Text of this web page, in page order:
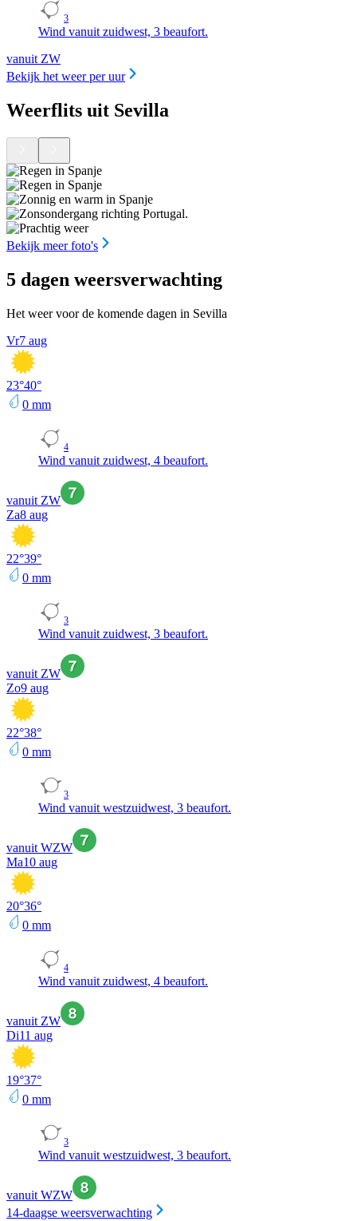
3
Wind vanuit zuidwest, 3 beaufort.
vanuit ZW
Bekijk het weer per uur
Weerflits uit Sevilla
Bekijk meer foto's
5 dagen weersverwachting
Het weer voor de komende dagen in Sevilla
Vr7 aug
23°40°
0 mm
4
Wind vanuit zuidwest, 4 beaufort.
vanuit ZW
Za8 aug
22°39°
0 mm
3
Wind vanuit zuidwest, 3 beaufort.
vanuit ZW
Zo9 aug
22°38°
0 mm
3
Wind vanuit westzuidwest, 3 beaufort.
vanuit WZW
Ma10 aug
20°36°
0 mm
4
Wind vanuit zuidwest, 4 beaufort.
vanuit ZW
Di11 aug
19°37°
0 mm
3
Wind vanuit westzuidwest, 3 beaufort.
vanuit WZW
14-daagse weersverwachting